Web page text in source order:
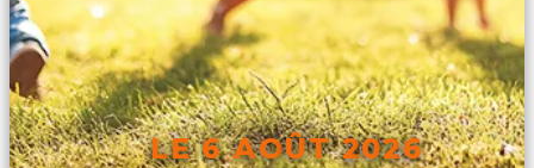
LE 6 AOÛT 2026